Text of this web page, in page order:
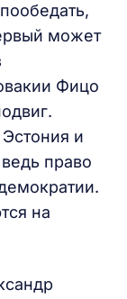
может
Фицо
и
право
на